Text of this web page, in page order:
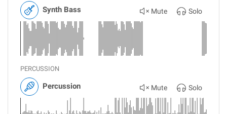
Synth Bass Mute Solo
PERCUSSION
Percussion Mute Solo